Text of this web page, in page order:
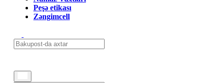
Peşə etikası
Zəngimcell